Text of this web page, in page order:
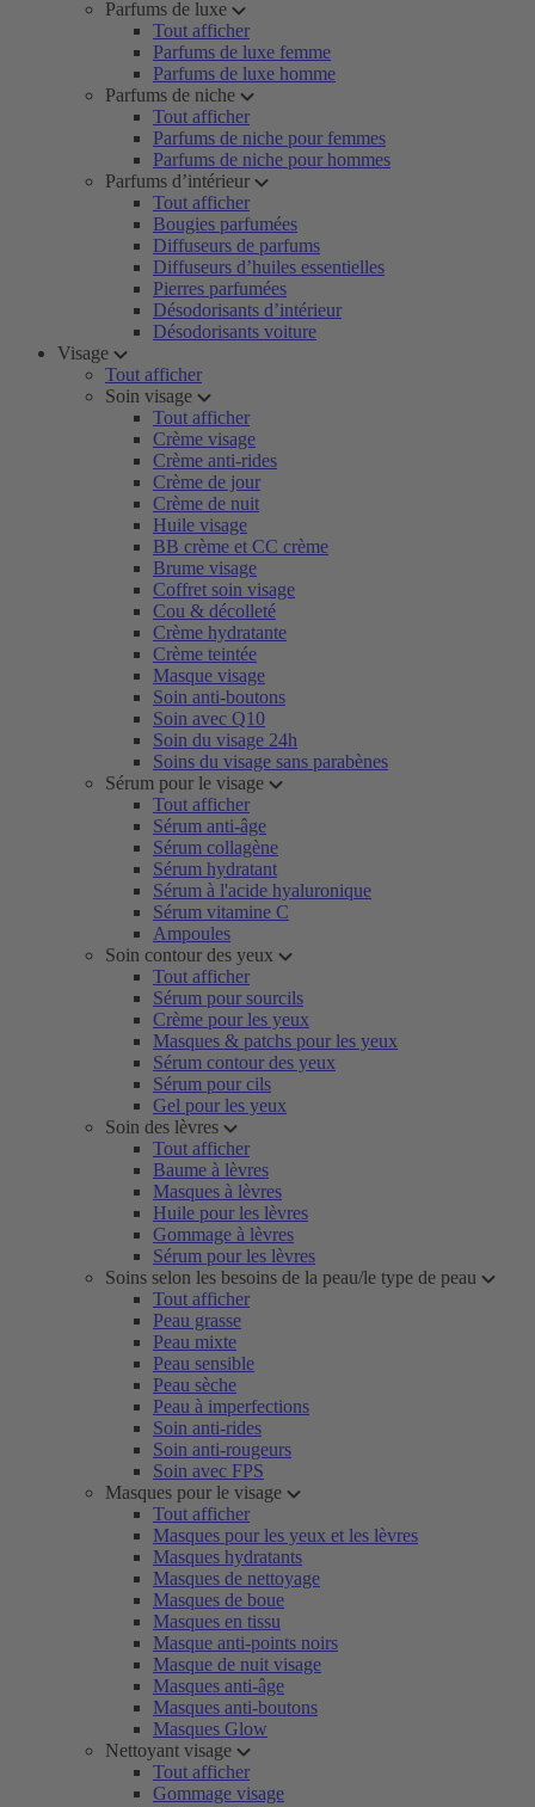
Parfums de luxe
Tout afficher
Parfums de luxe femme
Parfums de luxe homme
Parfums de niche
Tout afficher
Parfums de niche pour femmes
Parfums de niche pour hommes
Parfums d’intérieur
Tout afficher
Bougies parfumées
Diffuseurs de parfums
Diffuseurs d’huiles essentielles
Pierres parfumées
Désodorisants d’intérieur
Désodorisants voiture
Visage
Tout afficher
Soin visage
Tout afficher
Crème visage
Crème anti-rides
Crème de jour
Crème de nuit
Huile visage
BB crème et CC crème
Brume visage
Coffret soin visage
Cou & décolleté
Crème hydratante
Crème teintée
Masque visage
Soin anti-boutons
Soin avec Q10
Soin du visage 24h
Soins du visage sans parabènes
Sérum pour le visage
Tout afficher
Sérum anti-âge
Sérum collagène
Sérum hydratant
Sérum à l'acide hyaluronique
Sérum vitamine C
Ampoules
Soin contour des yeux
Tout afficher
Sérum pour sourcils
Crème pour les yeux
Masques & patchs pour les yeux
Sérum contour des yeux
Sérum pour cils
Gel pour les yeux
Soin des lèvres
Tout afficher
Baume à lèvres
Masques à lèvres
Huile pour les lèvres
Gommage à lèvres
Sérum pour les lèvres
Soins selon les besoins de la peau/le type de peau
Tout afficher
Peau grasse
Peau mixte
Peau sensible
Peau sèche
Peau à imperfections
Soin anti-rides
Soin anti-rougeurs
Soin avec FPS
Masques pour le visage
Tout afficher
Masques pour les yeux et les lèvres
Masques hydratants
Masques de nettoyage
Masques de boue
Masques en tissu
Masque anti-points noirs
Masque de nuit visage
Masques anti-âge
Masques anti-boutons
Masques Glow
Nettoyant visage
Tout afficher
Gommage visage